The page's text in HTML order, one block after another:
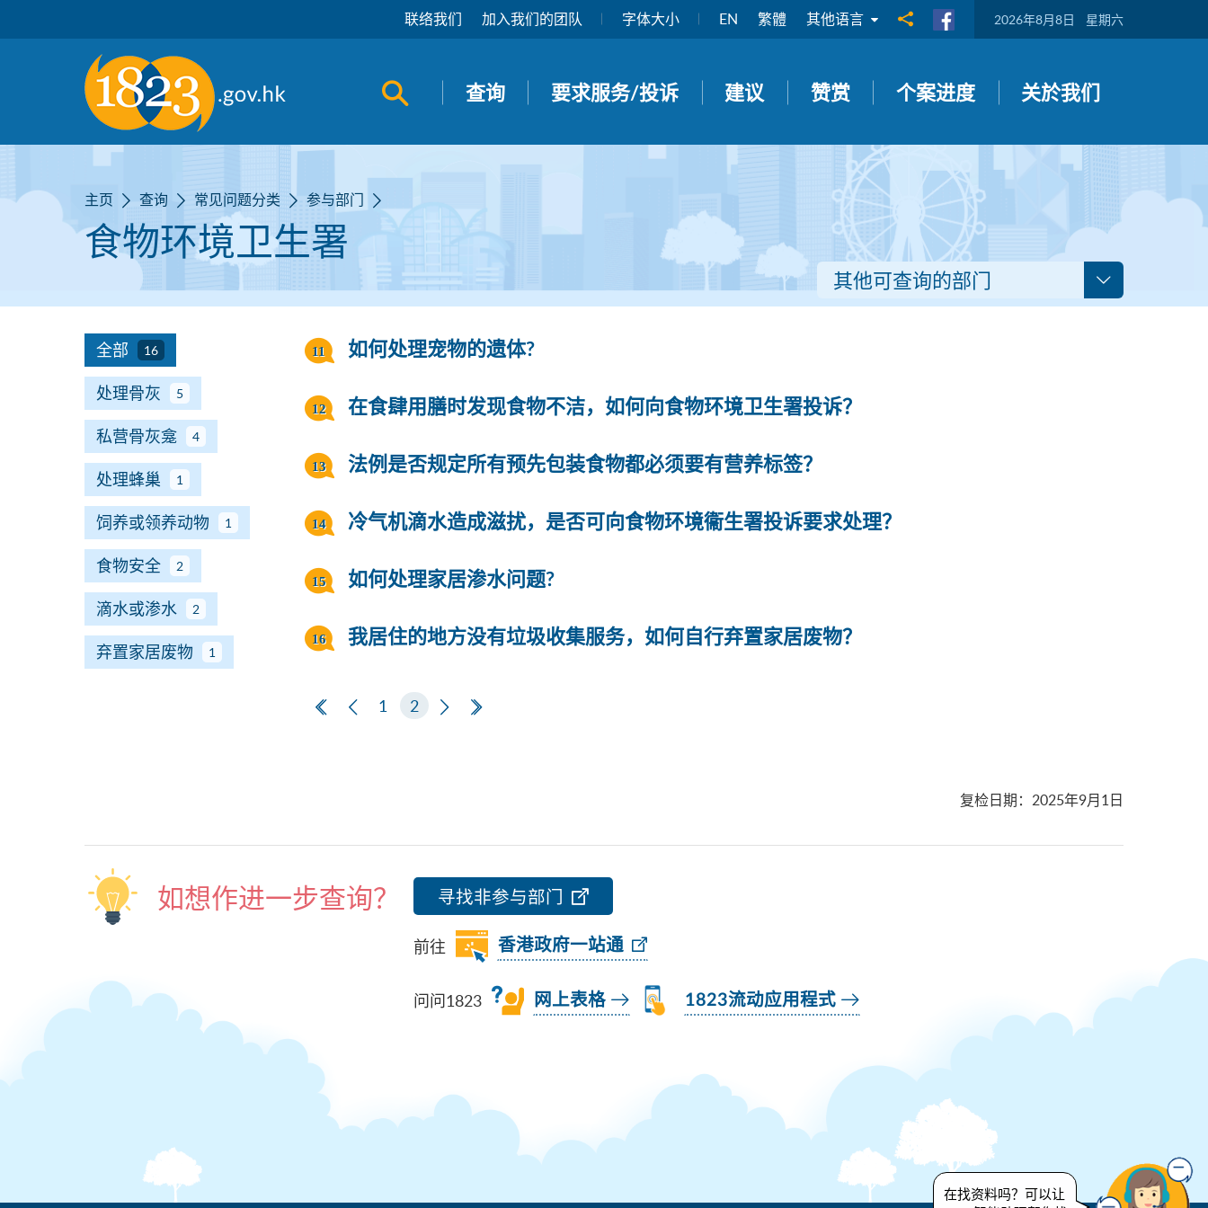
联络我们 加入我们的团队 字体大小 EN 繁體 其他语言 分享到 2026年8月8日 星期六
开启搜寻面板
查询 要求服务/投诉 建议 赞赏 个案进度 关於我们
主页 查询 常见问题分类 参与部门
食物环境卫生署
其他可查询的部门
全部 16
处理骨灰 5
私营骨灰龛 4
处理蜂巢 1
饲养或领养动物 1
食物安全 2
滴水或渗水 2
弃置家居废物 1
如何处理宠物的遗体?
在食肆用膳时发现食物不洁，如何向食物环境卫生署投诉？
法例是否规定所有预先包装食物都必须要有营养标签？
冷气机滴水造成滋扰，是否可向食物环境衞生署投诉要求处理？
如何处理家居渗水问题?
我居住的地方没有垃圾收集服务，如何自行弃置家居废物？
第一页上一页
1 2 下一页最后一页
复检日期： 2025年9月1日
如想作进一步查询？ 寻找非参与部门
前往 香港政府一站通
问问1823 网上表格 1823流动应用程式
在找资料吗？可以让